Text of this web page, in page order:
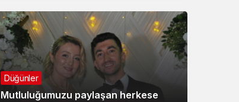
Düğünler
Mutluluğumuzu paylaşan herkese